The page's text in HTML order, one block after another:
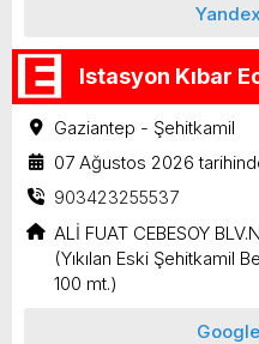
Istasyon Kıbar
Gaziantep - Şehitkamil
07 Ağustos 2026
903423255537
ALİ FUAT CEBESOY
(Yıkılan Eski Şehitkamil
100 mt.)